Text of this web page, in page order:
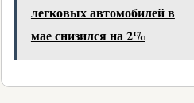
легковых автомобилей в
мае снизился на 2%